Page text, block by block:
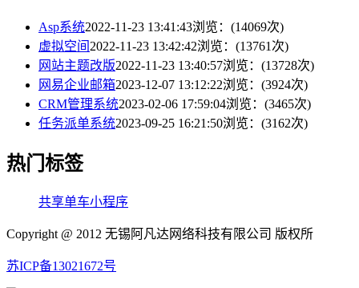
Asp系统2022-11-23 13:41:43浏览：(14069次)
虚拟空间 2022-11-23 13:42:42浏览：(13761次)
网站主题改版2022-11-23 13:40:57浏览：(13728次)
网易企业邮箱2023-12-07 13:12:22浏览：(3924次)
CRM管理系统2023-02-06 17:59:04浏览：(3465次)
任务派单系统2023-09-25 16:21:50浏览：(3162次)
热门标签
共享单车小程序
Copyright @ 2012 无锡阿凡达网络科技有限公司 版权所
苏ICP备13021672号